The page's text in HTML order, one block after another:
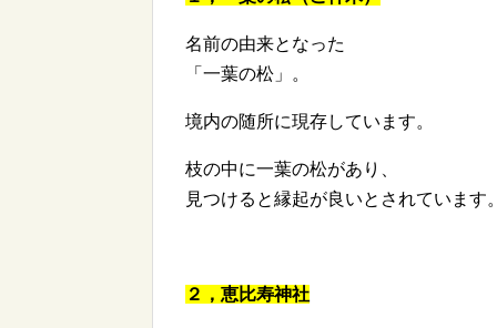
名前の由来となった
「一葉の松」。
境内の随所に現存しています。
枝の中に一葉の松があり、
見つけると縁起が良いとされています
２，恵比寿神社